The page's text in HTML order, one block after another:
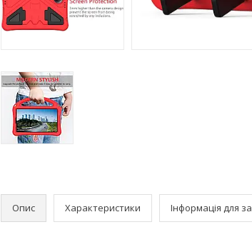
Опис Характеристики Інформація для